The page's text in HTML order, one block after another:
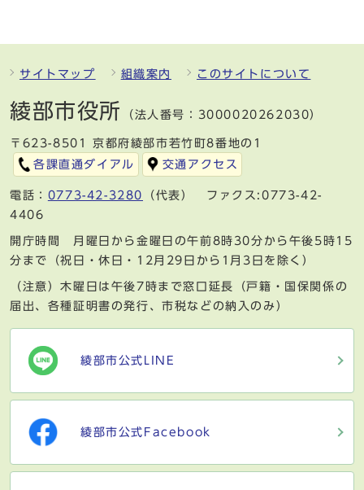
サイトマップ 組織案内 このサイトについて
綾部市役所 （法人番号：3000020262030）
〒623-8501 京都府綾部市若竹町8番地の1
各課直通ダイアル
交通アクセス
電話： 0773-42-3280
（代表） ファクス:0773-42-
4406
開庁時間 月曜日から金曜日の午前8時30分から午後5時15
分まで（祝日・休日・12月29日から1月3日を除く）
（注意）木曜日は午後7時まで窓口延長（戸籍・国保関係の
届出、各種証明書の発行、市税などの納入のみ）
綾部市公式LINE
綾部市公式Facebook